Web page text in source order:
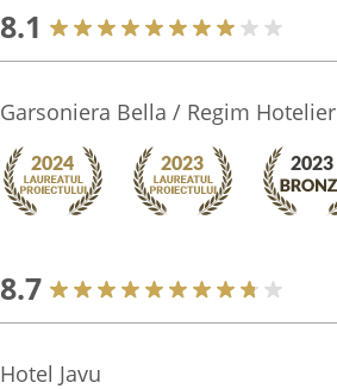
8.1
Garsoniera Bella / Regim Hotelier
8.7
Hotel Javu